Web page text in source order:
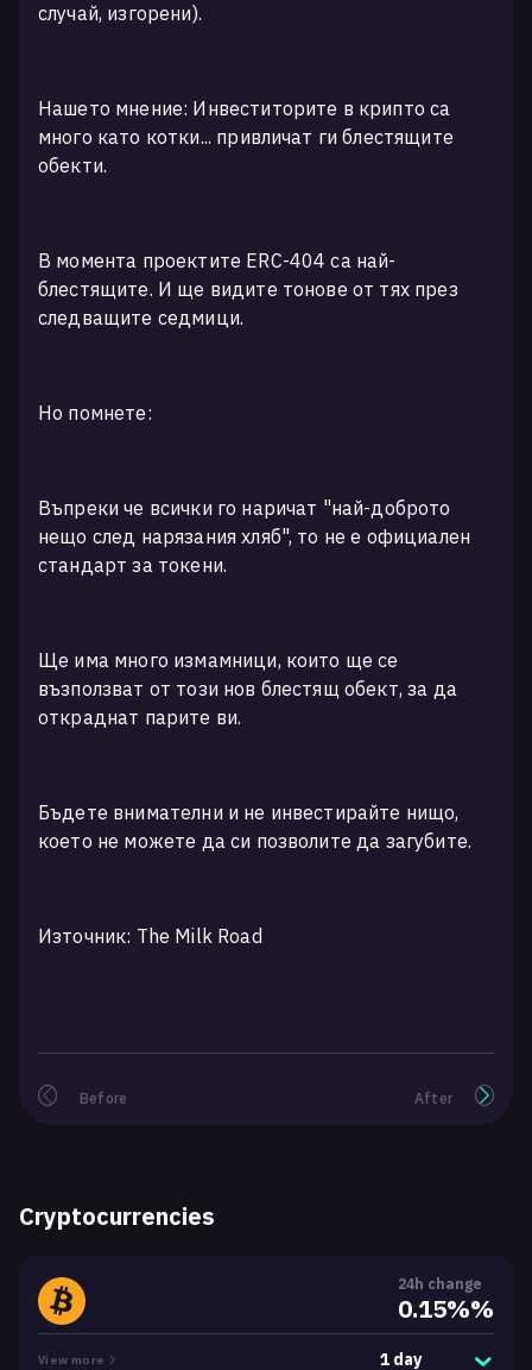
случай, изгорени).
Нашето мнение: Инвеститорите в крипто са
много като котки... привличат ги блестящите
обекти.
В момента проектите ERC-404 са най-
блестящите. И ще видите тонове от тях през
следващите седмици.
Но помнете:
Въпреки че всички го наричат "най-доброто
нещо след нарязания хляб", то не е официален
стандарт за токени.
Ще има много измамници, които ще се
възползват от този нов блестящ обект, за да
откраднат парите ви.
Бъдете внимателни и не инвестирайте нищо,
което не можете да си позволите да загубите.
Източник: The Milk Road
Before After
Cryptocurrencies
24h change
0.15%%
View more 1 day